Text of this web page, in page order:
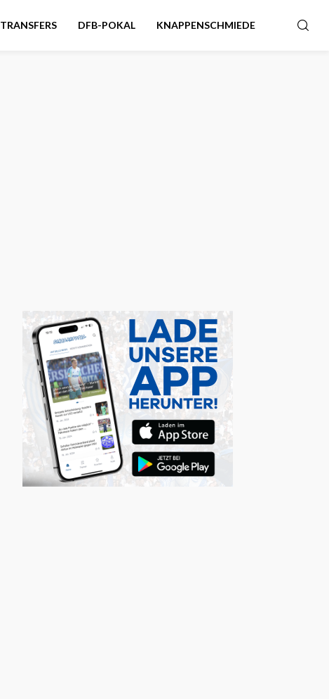
TRANSFERS DFB-POKAL KNAPPENSCHMIEDE